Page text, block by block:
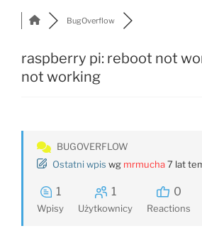
BugOverflow
raspberry pi: reboot not
not working
BUGOVERFLOW
Ostatni wpis wg mrmucha7 lat
1
Wpisy
1
Użytkownicy
0
Reactions